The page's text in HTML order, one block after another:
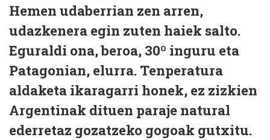
Hemen udaberrian zen arren,
udazkenera egin zuten haiek salto.
Eguraldi ona, beroa, 30º inguru eta
Patagonian, elurra. Tenperatura
aldaketa ikaragarri honek, ez zizkien
Argentinak dituen paraje natural
ederretaz gozatzeko gogoak gutxitu.